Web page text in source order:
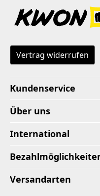
Vertrag widerrufen
Kundenservice
Über uns
International
Versandarten